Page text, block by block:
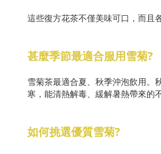
這些復方花茶不僅美味可口，而且
甚麼季節最適合服用雪菊?
雪菊茶最適合夏、秋季沖泡飲用。
寒，能清熱解毒、緩解暑熱帶來的
如何挑選優質雪菊?